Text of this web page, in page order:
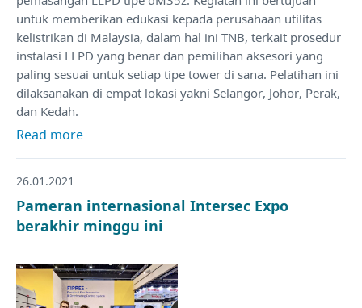
untuk memberikan edukasi kepada perusahaan utilitas
kelistrikan di Malaysia, dalam hal ini TNB, terkait prosedur
instalasi LLPD yang benar dan pemilihan aksesori yang
paling sesuai untuk setiap tipe tower di sana. Pelatihan ini
dilaksanakan di empat lokasi yakni Selangor, Johor, Perak,
dan Kedah.
Read more
26.01.2021
Pameran internasional Intersec Expo
berakhir minggu ini